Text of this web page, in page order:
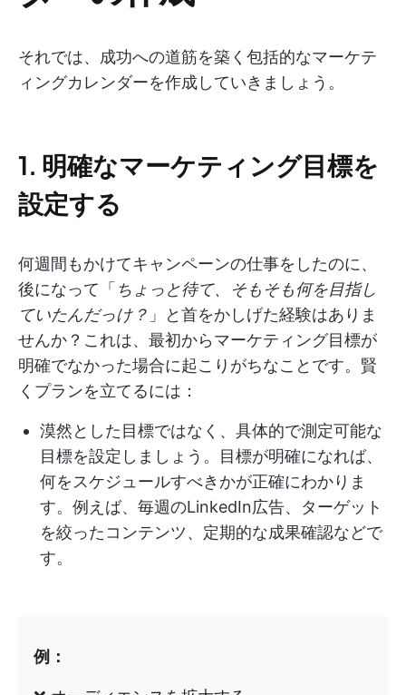
それでは、成功への道筋を築く包括的なマーケテ
ィングカレンダーを作成していきましょう。
1. 明確なマーケティング目標を
設定する
何週間もかけてキャンペーンの仕事をしたのに、
後になって「 ちょっと待て、そもそも何を目指し
ていたんだっけ？ 」と首をかしげた経験はありま
せんか？これは、最初からマーケティング目標が
明確でなかった場合に起こりがちなことです。賢
くプランを立てるには：
漠然とした目標ではなく、具体的で測定可能な
目標を設定しましょう。目標が明確になれば、
何をスケジュールすべきかが正確にわかりま
す。例えば、毎週のLinkedIn広告、ターゲット
を絞ったコンテンツ、定期的な成果確認などで
す。
例：